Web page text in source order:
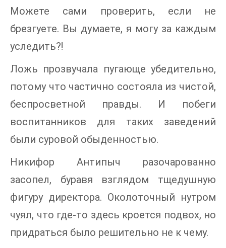
Можете сами проверить, если не
брезгуете. Вы думаете, я могу за каждым
уследить⁈
Ложь прозвучала пугающе убедительно,
потому что частично состояла из чистой,
беспросветной правды. И побеги
воспитанников для таких заведений
были суровой обыденностью.
Никифор Антипыч разочарованно
засопел, буравя взглядом тщедушную
фигуру директора. Околоточный нутром
чуял, что где-то здесь кроется подвох, но
придраться было решительно не к чему.